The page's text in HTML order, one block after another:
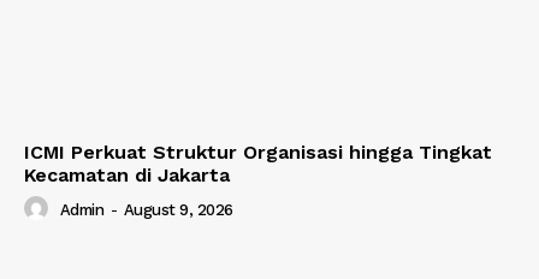
ICMI Perkuat Struktur Organisasi hingga Tingkat
Kecamatan di Jakarta
Admin - August 9, 2026